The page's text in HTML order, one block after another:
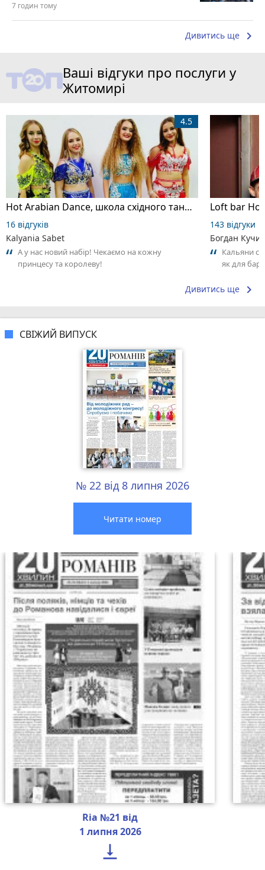
7 годин тому
Дивитись ще keyboard_arrow_right
Ваші відгуки про послуги у
Житомирі
Hot Arabian Dance, школа східного танцю
4.5
16 відгуків
Kalyania Sabet
А у нас новий набір! Чекаємо на кожну
принцесу та королеву!
Loft bar
143 відгуки
Богдан
Кальяни
як для
Дивитись ще keyboard_arrow_right
СВІЖИЙ ВИПУСК
№ 22 від 8 липня 2026
Читати номер
Ria №21 від
1 липня 2026
